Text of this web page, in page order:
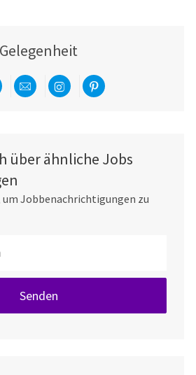
teilen
teilen
LinkedIn teilen
Per E-Mail teilen
Über Instagram
Über
über ähnliche Jobs
um Jobbenachrichtigungen zu
Senden